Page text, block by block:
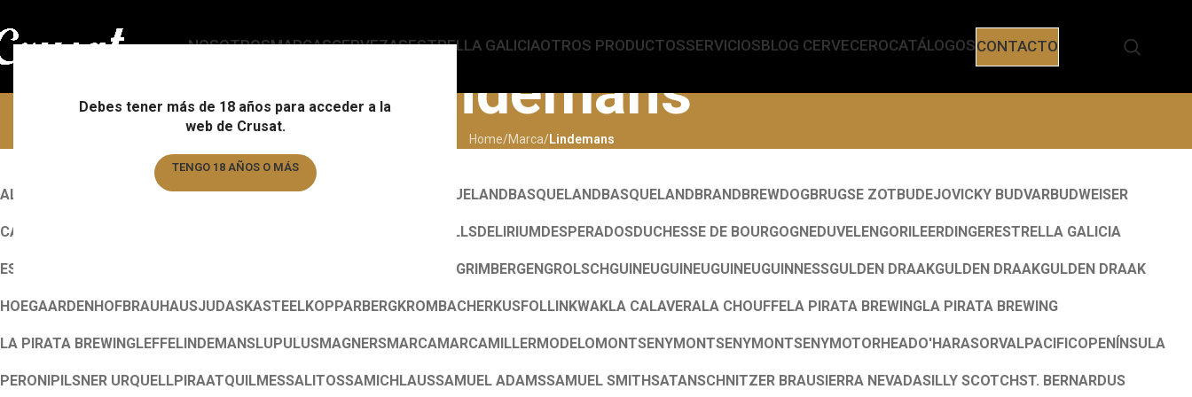
Debes tener más de 18 años para acceder a la
web de Crusat.
TENGO 18 AÑOS O MÁS
NOSOTROSMARCASCERVEZASESTRELLA GALICIAOTROS PRODUCTOSSERVICIOSBLOG CERVECEROCATÁLOGOSCONTACTO
Lindemans
Home/Marca/Lindemans
ALL ALMOGÀVERALMOGÀVERAUGUSTIJN BASQUELANDBASQUELANDBASQUELANDBRANDBREWDOGBRUGSE ZOTBUDEJOVICKY BUDVARBUDWEISER
CANNABIS CUVEE DES TROLLSDELIRIUMDESPERADOSDUCHESSE DE BOURGOGNEDUVELENGORILEERDINGERESTRELLA GALICIA
ESTRELLA GALICIA GRIMBERGENGROLSCHGUINEUGUINEUGUINEUGUINNESSGULDEN DRAAKGULDEN DRAAKGULDEN DRAAK
HOEGAARDENHOFBRAUHAUSJUDASKASTEELKOPPARBERGKROMBACHERKUSFOLLINKWAKLA CALAVERALA CHOUFFELA PIRATA BREWINGLA PIRATA BREWING
LA PIRATA BREWINGLEFFELINDEMANSLUPULUSMAGNERSMARCAMARCAMILLERMODELOMONTSENYMONTSENYMONTSENYMOTORHEADO'HARASORVALPACIFICOPENÍNSULA
PERONIPILSNER URQUELLPIRAATQUILMESSALITOSSAMICHLAUSSAMUEL ADAMSSAMUEL SMITHSATANSCHNITZER BRAUSIERRA NEVADASILLY SCOTCHST. BERNARDUS